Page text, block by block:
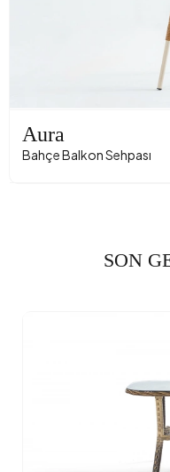
Aura
Bahçe Balkon Sehpası
SON